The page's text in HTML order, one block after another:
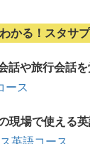
かる！スタサ
話や旅行会話
ース
現場で使える
英語コース